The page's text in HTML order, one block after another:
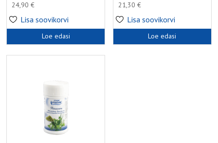
24,90€
Lisa soovikorvi
Loe edasi
21,30€
Lisa soovikorvi
Loe edasi